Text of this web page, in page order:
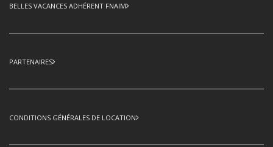
BELLES VACANCES ADHÉRENT FNAIM
PARTENAIRES
CONDITIONS GÉNÉRALES DE LOCATION